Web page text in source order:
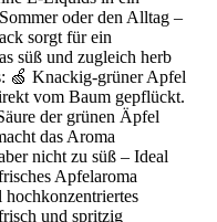
oder den Alltag –
sorgt für ein
süß und zugleich herb
🍏 Knackig-grüner Apfel
vom Baum gepflückt.
der grünen Äpfel
das Aroma
nicht zu süß – Ideal
Apfelaroma
und spritzig